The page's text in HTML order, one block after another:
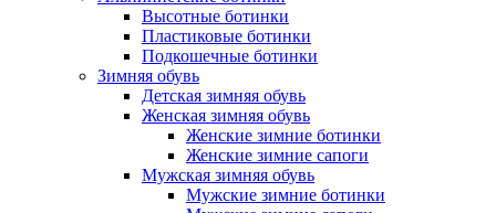
Высотные ботинки
Пластиковые ботинки
Подкошечные ботинки
Зимняя обувь
Детская зимняя обувь
Женская зимняя обувь
Женские зимние ботинки
Женские зимние сапоги
Мужская зимняя обувь
Мужские зимние ботинки